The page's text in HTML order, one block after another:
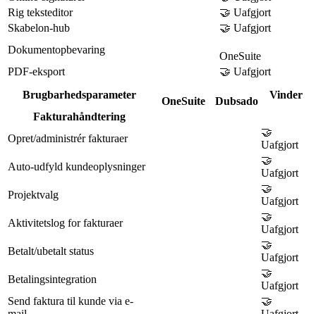
Rig teksteditor
🤝 Uafgjort
Skabelon-hub
🤝 Uafgjort
Dokumentopbevaring
OneSuite
PDF-eksport
🤝 Uafgjort
Brugbarhedsparameter
OneSuite Dubsado
Vinder
Fakturahåndtering
Opret/administrér fakturaer
🤝
Uafgjort
Auto-udfyld kundeoplysninger
🤝
Uafgjort
Projektvalg
🤝
Uafgjort
Aktivitetslog for fakturaer
🤝
Uafgjort
Betalt/ubetalt status
🤝
Uafgjort
Betalingsintegration
🤝
Uafgjort
Send faktura til kunde via e-
🤝